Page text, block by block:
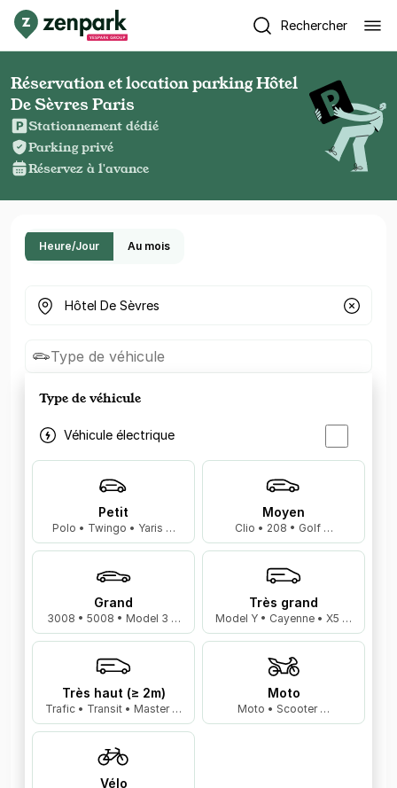
Rechercher
Réservation et location parking Hôtel
De Sèvres Paris
Stationnement dédié
Parking privé
Réservez à l'avance
Heure/Jour Au mois
Où cherchez-vous un parking ?
Type de véhicule
Type de véhicule
Véhicule électrique
Petit
Polo • Twingo • Yaris …
Moyen
Clio • 208 • Golf …
Grand
3008 • 5008 • Model 3 …
Très grand
Model Y • Cayenne • X5 …
Très haut (≥ 2m)
Trafic • Transit • Master …
Moto
Moto • Scooter …
Vélo